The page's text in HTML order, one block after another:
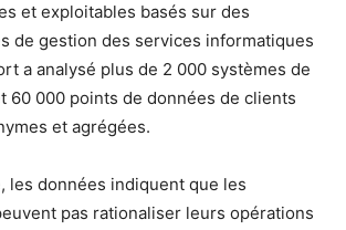
et exploitables basés sur des
de gestion des services informatiques
a analysé plus de 2 000 systèmes de
60 000 points de données de clients
et agrégées.
les données indiquent que les
pas rationaliser leurs opérations